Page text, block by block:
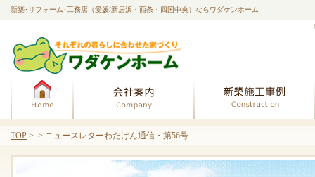
新築･リフォーム･工務店（愛媛/新居浜・西条・四国中央）ならワダケンホーム
TOP > > ニュースレターわだけん通信・第56号